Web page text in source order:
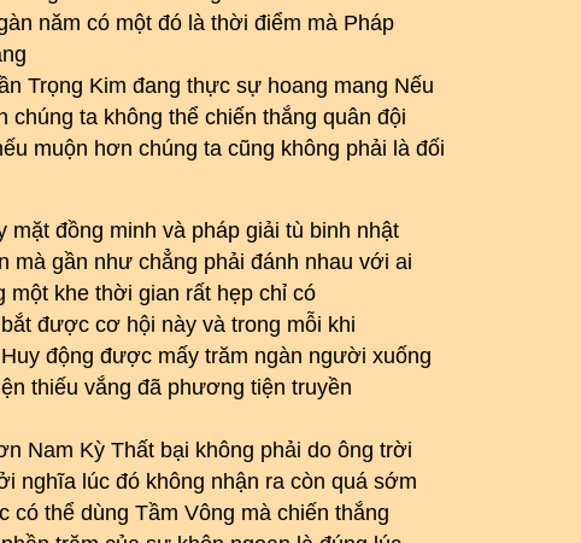
năm có một đó là thời điểm mà Pháp
Trọng Kim đang thực sự hoang mang Nếu
ta không thể chiến thắng quân đội
muộn hơn chúng ta cũng không phải là đối
đồng minh và pháp giải tù binh nhật
gần như chẳng phải đánh nhau với ai
một khe thời gian rất hẹp chỉ có
được cơ hội này và trong mỗi khi
động được mấy trăm ngàn người xuống
thiếu vắng đã phương tiện truyền
Nam Kỳ Thất bại không phải do ông trời
nghĩa lúc đó không nhận ra còn quá sớm
thể dùng Tầm Vông mà chiến thắng